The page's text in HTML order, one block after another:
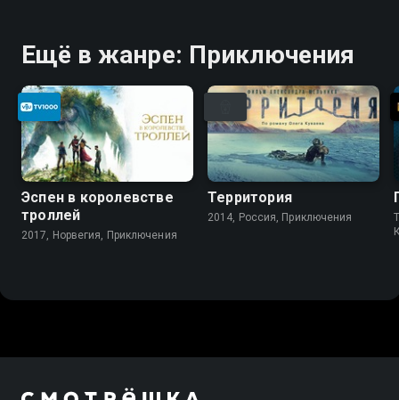
Ещё в жанре: Приключения
Эспен в королевстве
троллей
2017, Норвегия, Приключения
Территория
2014, Россия, Приключения